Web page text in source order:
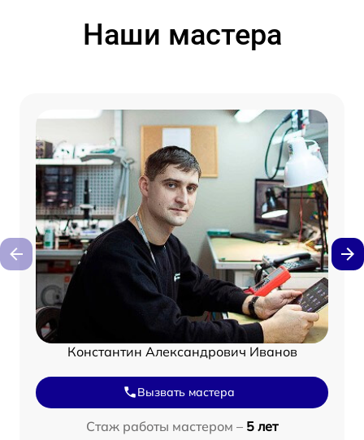
Наши мастера
Константин Александрович Иванов
Вызвать мастера
Стаж работы мастером – 5 лет